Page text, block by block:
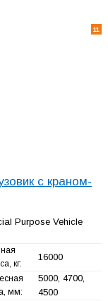
11
с краном-
Purpose Vehicle
кг:
16000
мм:
5000, 4700,
4500